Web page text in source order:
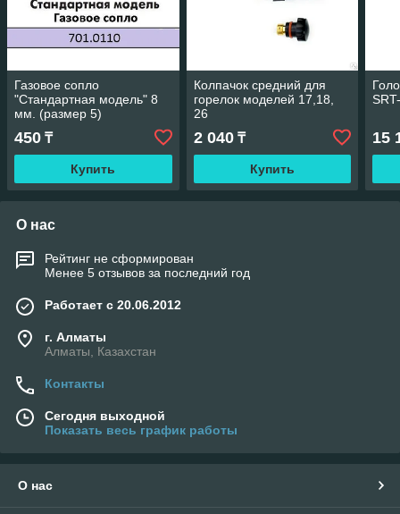
Газовое сопло
"Стандартная модель" 8
мм. (размер 5)
450 ₸
Купить
Колпачок средний для
горелок моделей 17,18,
26
2 040₸
Купить
15
О нас
Рейтинг не сформирован
Менее 5 отзывов за последний год
Работает с 20.06.2012
г. Алматы
Алматы, Казахстан
Контакты
Сегодня выходной
Показать весь график работы
О нас